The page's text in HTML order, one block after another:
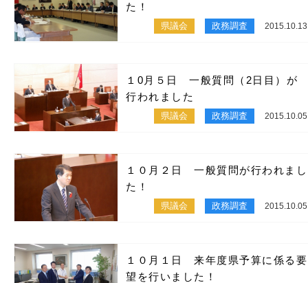
た！
県議会 政務調査 2015.10.13
１0月５日 一般質問（2日目）が
行われました
県議会 政務調査 2015.10.05
１０月２日 一般質問が行われまし
た！
県議会 政務調査 2015.10.05
１０月１日 来年度県予算に係る要
望を行いました！